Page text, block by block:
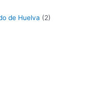
de Huelva (2)